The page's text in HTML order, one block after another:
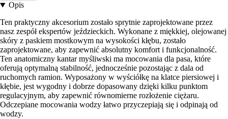
Opis
Ten praktyczny akcesorium zostało sprytnie zaprojektowane przez
nasz zespół ekspertów jeździeckich. Wykonane z miękkiej, olejowanej
skóry z paskiem mostkowym na wysokości kłębu, zostało
zaprojektowane, aby zapewnić absolutny komfort i funkcjonalność.
Ten anatomiczny kantar myśliwski ma mocowania dla pasa, które
oferują optymalną stabilność, jednocześnie pozostając z dala od
ruchomych ramion. Wyposażony w wyściółkę na klatce piersiowej i
kłębie, jest wygodny i dobrze dopasowany dzięki kilku punktom
regulacyjnym, aby zapewnić równomierne rozłożenie ciężaru.
Odczepiane mocowania wodzy łatwo przyczepiają się i odpinają od
wodzy.